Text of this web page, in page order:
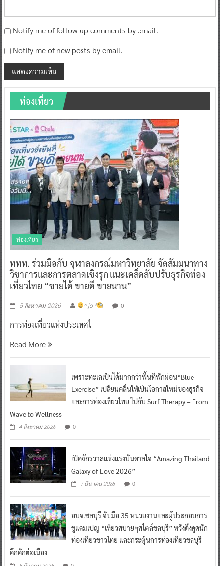
Notify me of follow-up comments by email.
Notify me of new posts by email.
ท่องเที่ยว
ท่องเที่ยว
ททท. ร่วมมือกับ จุฬาลงกรณ์มหาวิทยาลัย จัดสัมมนาทาง
วิชาการและการตลาดเชิงรุก แนะเคล็ดลับปรับธุรกิจท่อง
เที่ยวไทย “ขายได้ ขายดี ขายนาน”
5 สิงหาคม 2026 ^ jo ^ 0
การท่องเที่ยวแห่งประเทศไ
Read More
เพราะทะเลเป็นได้มากกว่าพื้นที่พักผ่อน“Blue
Exercise” เปลี่ยนคลื่นให้เป็นโอกาสใหม่ของธุรกิจ
และการท่องเที่ยวไทย ไปกับ Surf Therapy – From
Wave to Wellness
4 สิงหาคม 2026 0
เปิดจักรวาลแห่งแรงบันดาลใจ “Amazing Thailand
Galaxy of Love 2026”
7 มีนาคม 2026 0
อบจ.ชลบุรี จับมือ 35 หน่วยงานและผู้ประกอบการ
ชูแคมเปญ “เที่ยวสบายๆสไตล์ชลบุรี” หวังดึงดูดนัก
ท่องเที่ยวชาวไทย และกระตุ้นการท่องเที่ยวชลบุรี
คึกคักต่อเนื่อง